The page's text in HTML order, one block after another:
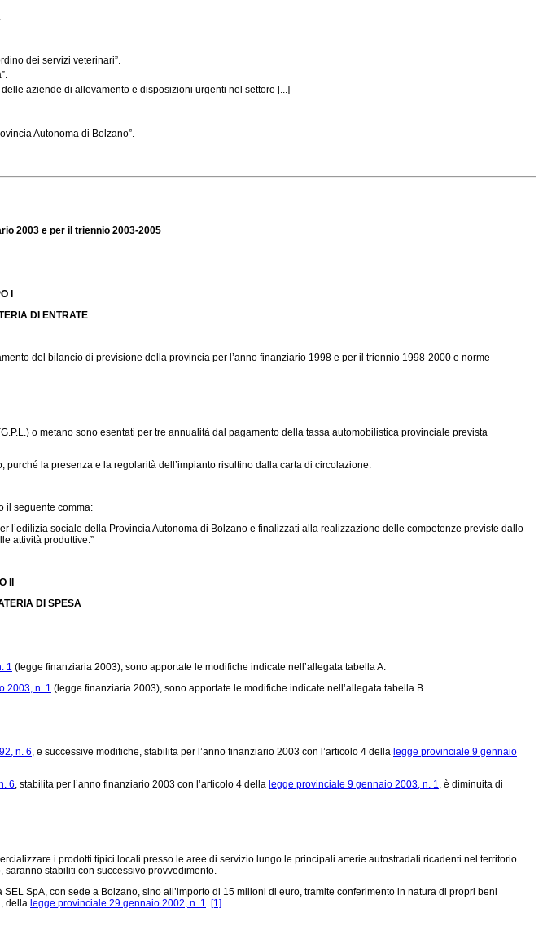
dei servizi veterinari”.
aziende di allevamento e disposizioni urgenti nel settore [...]
Autonoma di Bolzano”.
2003 e per il triennio 2003-2005
I
DI ENTRATE
del bilancio di previsione della provincia per l’anno finanziario 1998 e per il triennio 1998-2000 e norme
o metano sono esentati per tre annualità dal pagamento della tassa automobilistica provinciale prevista
la presenza e la regolarità dell’impianto risultino dalla carta di circolazione.
il seguente comma:
l’edilizia sociale della Provincia Autonoma di Bolzano e finalizzati alla realizzazione delle competenze previste dallo
attività produttive.”
II
DI SPESA
1 (legge finanziaria 2003), sono apportate le modifiche indicate nell’allegata tabella A.
2003, n. 1 (legge finanziaria 2003), sono apportate le modifiche indicate nell’allegata tabella B.
n. 6, e successive modifiche, stabilita per l’anno finanziario 2003 con l’articolo 4 della legge provinciale 9 gennaio
6, stabilita per l’anno finanziario 2003 con l’articolo 4 della legge provinciale 9 gennaio 2003, n. 1, è diminuita di
i prodotti tipici locali presso le aree di servizio lungo le principali arterie autostradali ricadenti nel territorio
stabiliti con successivo provvedimento.
SpA, con sede a Bolzano, sino all’importo di 15 milioni di euro, tramite conferimento in natura di propri beni
della legge provinciale 29 gennaio 2002, n. 1. [1]